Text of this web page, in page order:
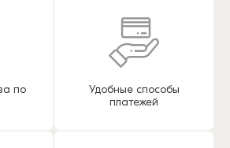
по
Удобные способы
платежей